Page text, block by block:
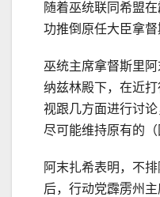
随着巫统联同希盟
功推倒原任大臣拿督
巫统主席拿督斯里
纳兹林殿下，在近
视跟几方面进行讨论
尽可能维持原有的（
阿末扎希表明，不
后，行动党霹雳州